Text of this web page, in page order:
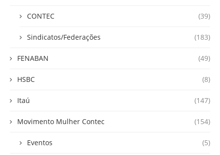
CONTEC (39)
Sindicatos/Federações (183)
FENABAN (49)
HSBC (8)
Itaú (147)
Movimento Mulher Contec (154)
Eventos (5)